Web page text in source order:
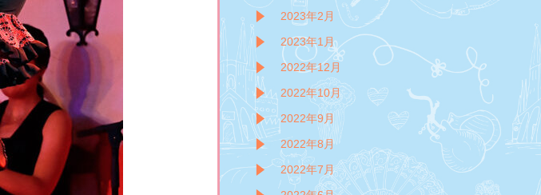
2023年2月
2023年1月
2022年12月
2022年10月
2022年9月
2022年8月
2022年7月